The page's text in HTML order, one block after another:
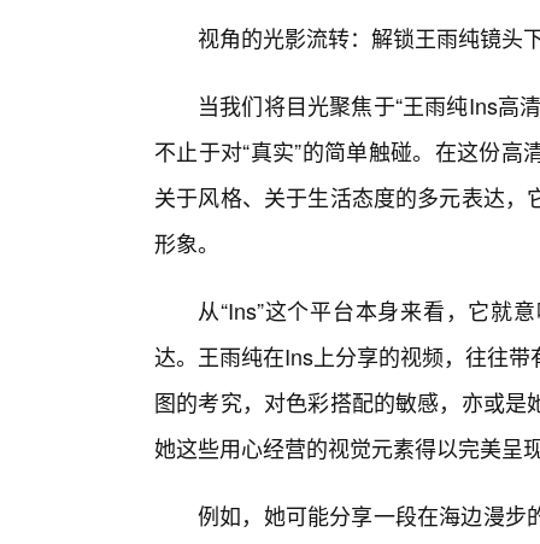
视角的光影流转：解锁王雨纯镜头
当我们将目光聚焦于“王雨纯Ins高
不止于对“真实”的简单触碰。在这份
关于风格、关于生活态度的多元表达
形象。
从“Ins”这个平台本身来看，它就
达。王雨纯在Ins上分享的视频，往往
图的考究，对色彩搭配的敏感，亦或
她这些用心经营的视觉元素得以完美呈
例如，她可能分享一段在海边漫步